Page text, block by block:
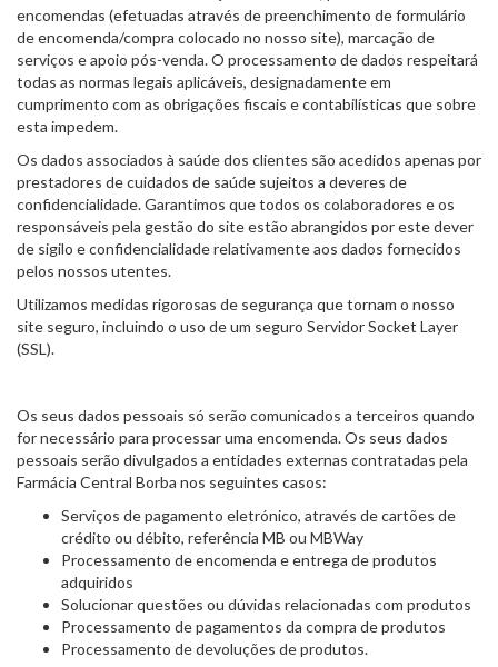
encomendas (efetuadas através de preenchimento de formulário
de encomenda/compra colocado no nosso site), marcação de
serviços e apoio pós-venda. O processamento de dados respeitará
todas as normas legais aplicáveis, designadamente em
cumprimento com as obrigações fiscais e contabilísticas que sobre
esta impedem.
Os dados associados à saúde dos clientes são acedidos apenas por
prestadores de cuidados de saúde sujeitos a deveres de
confidencialidade. Garantimos que todos os colaboradores e os
responsáveis pela gestão do site estão abrangidos por este dever
de sigilo e confidencialidade relativamente aos dados fornecidos
pelos nossos utentes.
Utilizamos medidas rigorosas de segurança que tornam o nosso
site seguro, incluindo o uso de um seguro Servidor Socket Layer
(SSL).
Os seus dados pessoais só serão comunicados a terceiros quando
for necessário para processar uma encomenda. Os seus dados
pessoais serão divulgados a entidades externas contratadas pela
Farmácia Central Borba nos seguintes casos:
Serviços de pagamento eletrónico, através de cartões de
crédito ou débito, referência MB ou MBWay
Processamento de encomenda e entrega de produtos
adquiridos
Solucionar questões ou dúvidas relacionadas com produtos
Processamento de pagamentos da compra de produtos
Processamento de devoluções de produtos.